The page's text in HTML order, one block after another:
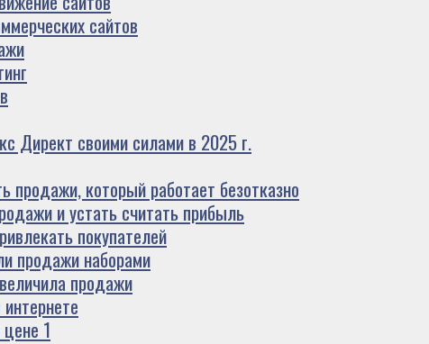
сайтов
Директ своими силами в 2025 г.
продажи, который работает безотказно
и устать считать прибыль
покупателей
продажи наборами
продажи
1